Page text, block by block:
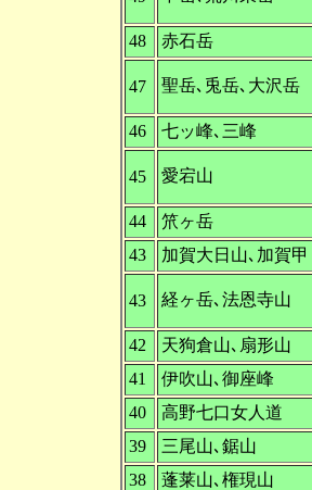
48
赤石岳
47 聖岳､兎岳､大沢岳
46
七ッ峰､三峰
45 愛宕山
44
笊ヶ岳
43
加賀大日山､加賀甲
43 経ヶ岳､法恩寺山
42
天狗倉山､扇形山
41
伊吹山､御座峰
40
高野七口女人道
39
三尾山､鋸山
38
蓬莱山､権現山